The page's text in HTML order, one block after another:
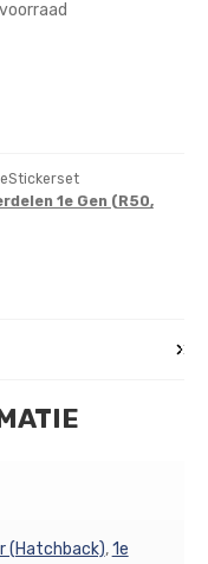
1e Gen (R50,
(Hatchback),1e